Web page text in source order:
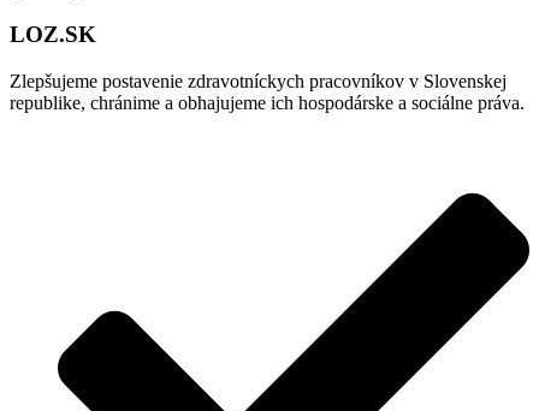
LOZ.SK
Zlepšujeme postavenie zdravotníckych pracovníkov v Slovenskej
republike, chránime a obhajujeme ich hospodárske a sociálne práva.